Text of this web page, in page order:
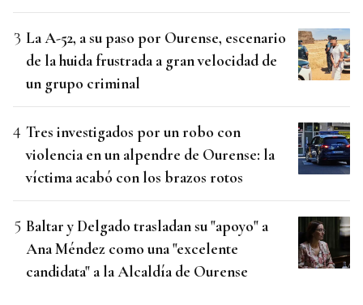
La A-52, a su paso por Ourense, escenario
de la huida frustrada a gran velocidad de
un grupo criminal
Tres investigados por un robo con
violencia en un alpendre de Ourense: la
víctima acabó con los brazos rotos
Baltar y Delgado trasladan su "apoyo" a
Ana Méndez como una "excelente
candidata" a la Alcaldía de Ourense